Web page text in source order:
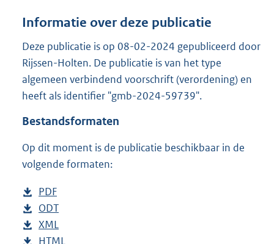
n
s
r
o
o
:
Informatie over deze publicatie
Deze publicatie is op 08-02-2024 gepubliceerd door
Rijssen-Holten. De publicatie is van het type
algemeen verbindend voorschrift (verordening) en
heeft als identifier "gmb-2024-59739".
Bestandsformaten
Op dit moment is de publicatie beschikbaar in de
volgende formaten:
D
o
w
n
PDF
e
s
t
D
o
w
ODT
s
D
o
XML
e
D
HTML